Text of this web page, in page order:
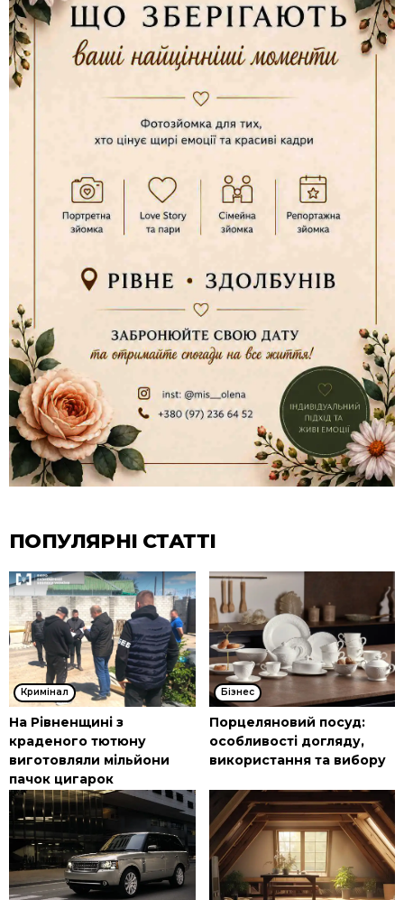
ПОПУЛЯРНІ СТАТТІ
Кримінал
На Рівненщині з
краденого тютюну
виготовляли мільйони
пачок цигарок
Бізнес
Порцеляновий посуд:
особливості догляду,
використання та вибору